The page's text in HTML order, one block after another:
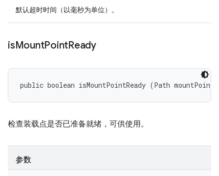
默认超时时间（以毫秒为单位）。
isMountPointReady
public boolean isMountPointReady (Path mountPoint)
检查装载点是否已准备就绪，可供使用。
参数